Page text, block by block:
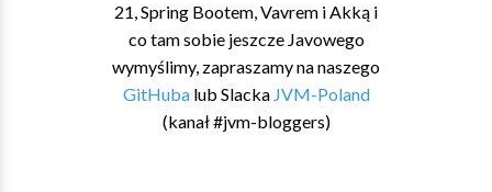
21, Spring Bootem, Vavrem i Akką i
co tam sobie jeszcze Javowego
wymyślimy, zapraszamy na naszego
GitHubalub Slacka JVM-Poland
(kanał #jvm-bloggers)